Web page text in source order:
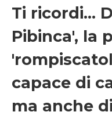
Ti ricordi...
Pibinca', la
capace di
ma anche